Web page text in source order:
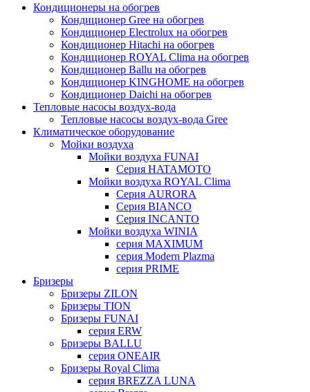
Кондиционеры на обогрев
Кондиционер Gree на обогрев
Кондиционер Electrolux на обогрев
Кондиционер Hitachi на обогрев
Кондиционер ROYAL Clima на обогрев
Кондиционер Ballu на обогрев
Кондиционер KINGHOME на обогрев
Кондиционер Daichi на обогрев
Тепловые насосы воздух-вода
Тепловые насосы воздух-вода Gree
Климатическое оборудование
Мойки воздуха
Мойки воздуха FUNAI
Серия HATAMOTO
Мойки воздуха ROYAL Clima
Серия AURORA
Серия BIANCO
Серия INCANTO
Мойки воздуха WINIA
серия MAXIMUM
серия Modern Plazma
серия PRIME
Бризеры
Бризеры ZILON
Бризеры TION
Бризеры FUNAI
серия ERW
Бризеры BALLU
серия ONEAIR
Бризеры Royal Clima
серия BREZZA LUNA